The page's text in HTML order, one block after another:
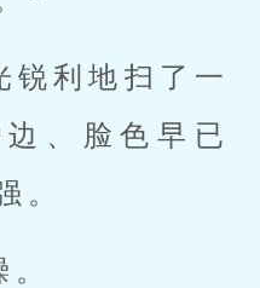
锐利地扫了一
、脸色早已
。